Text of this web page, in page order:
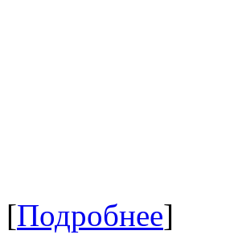
[Подробнее]